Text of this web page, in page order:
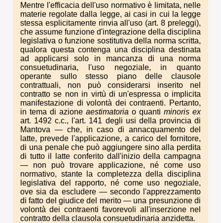
Mentre l'efficacia dell'uso normativo è limitata, nelle
materie regolate dalla legge, ai casi in cui la legge
stessa esplicitamente rinvia all'uso (art. 8 preleggi),
che assume funzione d'integrazione della disciplina
legislativa o funzione sostitutiva della norma scritta,
qualora questa contenga una disciplina destinata
ad applicarsi solo in mancanza di una norma
consuetudinaria, l'uso negoziale, in quanto
operante sullo stesso piano delle clausole
contrattuali, non può considerarsi inserito nel
contratto se non in virtù di un'espressa o implicita
manifestazione di volontà dei contraenti. Pertanto,
in tema di azione aestimatoria o quanti minoris ex
art. 1492 c.c., l'art. 141 degli usi della provincia di
Mantova — che, in caso di annacquamento del
latte, prevede l'applicazione, a carico del fornitore,
di una penale che può aggiungere sino alla perdita
di tutto il latte conferito dall'inizio della campagna
— non può trovare applicazione, né come uso
normativo, stante la completezza della disciplina
legislativa del rapporto, né come uso negoziale,
ove sia da escludere — secondo l'apprezzamento
di fatto del giudice del merito — una presunzione di
volontà dei contraenti favorevoli all'inserzione nel
contratto della clausola consuetudinaria anzidetta.